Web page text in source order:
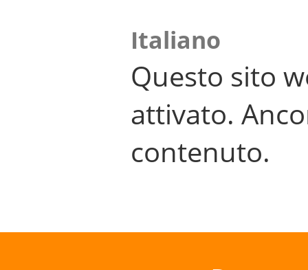
Italiano
Questo sito
attivato.
contenuto.